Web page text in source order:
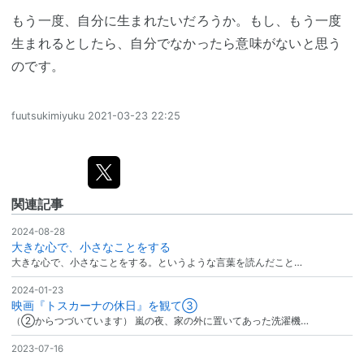
もう一度、自分に生まれたいだろうか。もし、もう一度
生まれるとしたら、自分でなかったら意味がないと思う
のです。
fuutsukimiyuku 2021-03-23 22:25
関連記事
2024-08-28
大きな心で、小さなことをする
大きな心で、小さなことをする。というような言葉を読んだこと…
2024-01-23
映画『トスカーナの休日』を観て③
（②からつづいています） 嵐の夜、家の外に置いてあった洗濯機…
2023-07-16